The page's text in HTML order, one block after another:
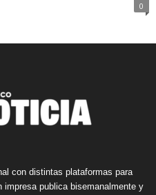
0
con distintas plataformas para
publica bisemanalmente y